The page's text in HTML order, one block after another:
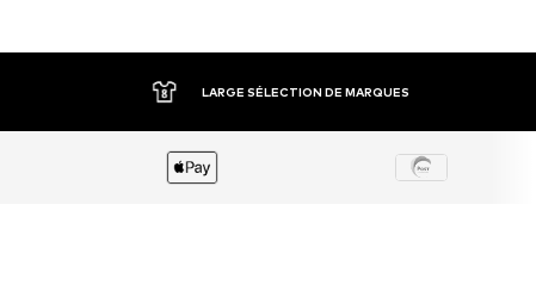
LARGE SÉLECTION DE MARQUES